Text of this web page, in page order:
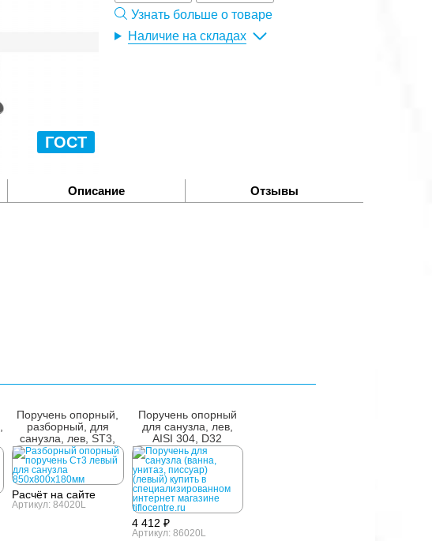
ГОСТ
Узнать больше о товаре
Наличие на складах
Описание Отзывы
Поручень опорный,
разборный, для
санузла, лев, ST3,
D38
Расчёт на сайте
Артикул: 84020L
Поручень опорный
для санузла, лев,
AISI 304, D32
4 412 ₽
Артикул: 86020L